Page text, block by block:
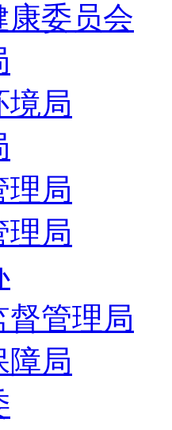
康委员会
境局
理局
理局
督管理局
障局